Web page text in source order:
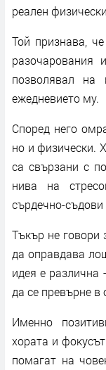
реален
Той признава,
разочарования
позволявал на
ежедневието му.
Според него
но и физически.
са свързани с
нива на
сърдечно-
Тъкър не говори
да оправдава
идея е различна
да се превърне
Именно
хората и
помагат на